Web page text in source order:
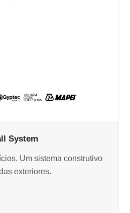
System
Um sistema construtivo
exteriores.